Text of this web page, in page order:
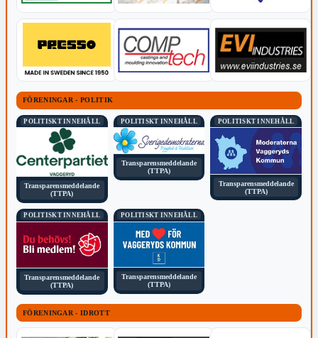
FÖRENINGAR - POLITIK
POLITISKT INNEHÅLL
Transparensmeddelande
(TTPA)
POLITISKT INNEHÅLL
Transparensmeddelande
(TTPA)
POLITISKT INNEHÅLL
Transparensmeddelande
(TTPA)
POLITISKT INNEHÅLL
Transparensmeddelande
(TTPA)
POLITISKT INNEHÅLL
Transparensmeddelande
(TTPA)
FÖRENINGAR - IDROTT